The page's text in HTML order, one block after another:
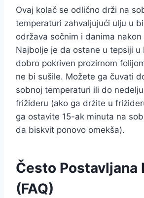
Ovaj kolač se odlično drži na
temperaturi zahvaljujući ulju u
održava sočnim i danima nakon
Najbolje je da ostane u tepsiji u
dobro pokriven prozirnom
ne bi sušile. Možete ga čuvati
sobnoj temperaturi ili do
frižideru (ako ga držite u
ga ostavite 15-ak minuta na
da biskvit ponovo omekša).
Često Postavljana
(FAQ)